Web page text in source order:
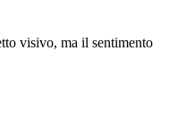
visivo, ma il sentimento